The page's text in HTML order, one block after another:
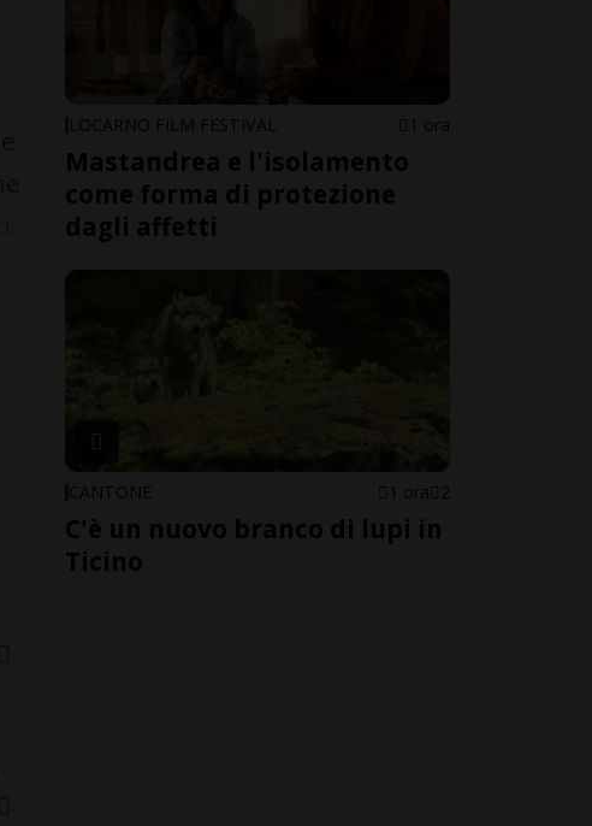
LOCARNO FILM FESTIVAL 1 ora
Mastandrea e l'isolamento
come forma di protezione
dagli affetti
CANTONE 1 ora 2
C'è un nuovo branco di lupi in
Ticino